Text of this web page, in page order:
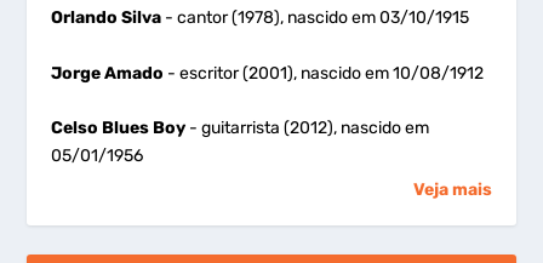
Orlando Silva - cantor (1978), nascido em 03/10/1915
Jorge Amado - escritor (2001), nascido em 10/08/1912
Celso Blues Boy - guitarrista (2012), nascido em
05/01/1956
Veja mais